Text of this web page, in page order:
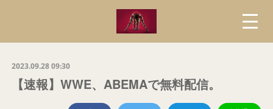
2023.09.28 09:30
【速報】WWE、ABEMAで無料配信。